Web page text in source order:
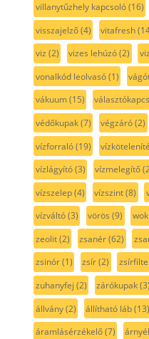
villanytűzhely kapcsoló(16)
visszajelző(4) vitafresh
viz (2) vizes lehúzó(2)
vonalkód leolvasó(1)
vákuum(15)
védőkupak(7) végzáró(2)
vízforraló(19)
vízlágyító(3) vízmelegítő
vízszelep(4) vízszint(8)
vízváltó(3) vörös (9) wok
zeolit(2) zsanér(62)
zsinór(1) zsír(2)
zuhanyfej (2) zárókupak(3)
állvány(2) állítható láb(13)
áramlásérzékelő(7)